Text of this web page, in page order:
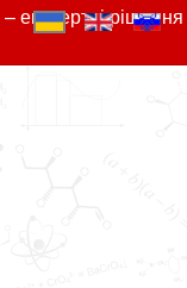
– експертні рішення